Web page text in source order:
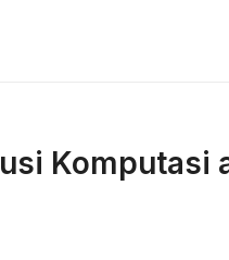
Komputasi